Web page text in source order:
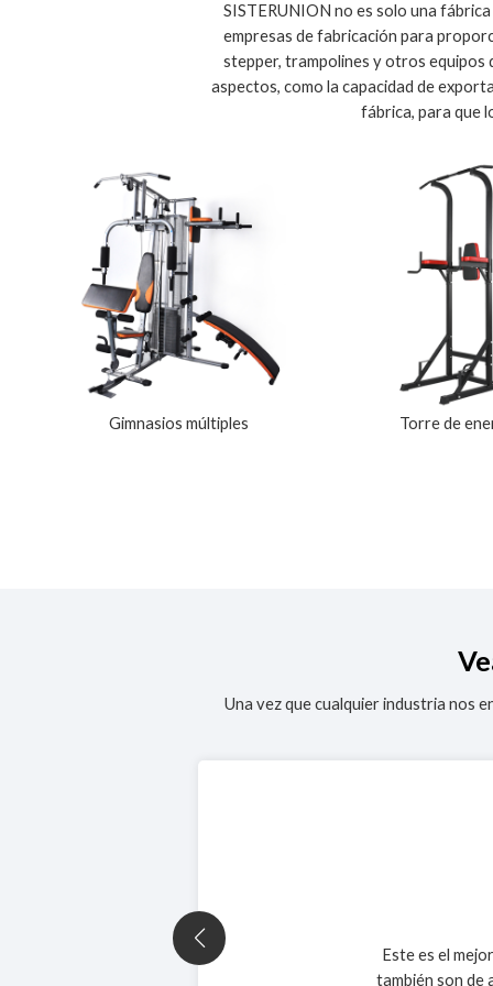
SISTERUNION no es solo una
empresas de fabricación para
stepper, trampolines y otros equipos
aspectos, como la capacidad de
fábrica, para que
Gimnasios múltiples Torre de
Una vez que cualquier industria nos
Este es el
también son de